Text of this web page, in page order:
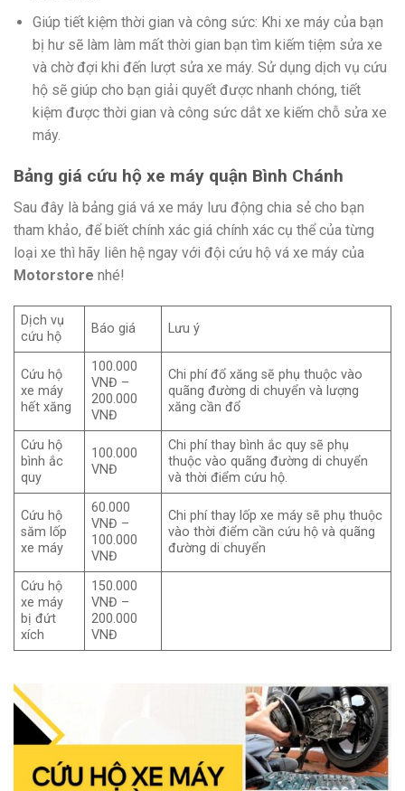
Giúp tiết kiệm thời gian và công sức: Khi xe máy của bạn
bị hư sẽ làm làm mất thời gian bạn tìm kiếm tiệm sửa xe
và chờ đợi khi đến lượt sửa xe máy. Sử dụng dịch vụ cứu
hộ sẽ giúp cho bạn giải quyết được nhanh chóng, tiết
kiệm được thời gian và công sức dắt xe kiếm chỗ sửa xe
máy.
Bảng giá cứu hộ xe máy quận Bình Chánh
Sau đây là bảng giá vá xe máy lưu động chia sẻ cho bạn
tham khảo, để biết chính xác giá chính xác cụ thể của từng
loại xe thì hãy liên hệ ngay với đội cứu hộ vá xe máy của
Motorstore nhé!
Dịch vụ
cứu hộ
Báo giá Lưu ý
Cứu hộ
xe máy
hết xăng
100.000
VNĐ –
200.000
VNĐ
Chi phí đổ xăng sẽ phụ thuộc vào
quãng đường di chuyển và lượng
xăng cần đổ
Cứu hộ
bình ắc
quy
100.000
VNĐ
Chi phí thay bình ắc quy sẽ phụ
thuộc vào quãng đường di chuyển
và thời điểm cứu hộ.
Cứu hộ
săm lốp
xe máy
60.000
VNĐ –
100.000
VNĐ
Chi phí thay lốp xe máy sẽ phụ thuộc
vào thời điểm cần cứu hộ và quãng
đường di chuyển
Cứu hộ
xe máy
bị đứt
xích
150.000
VNĐ –
200.000
VNĐ